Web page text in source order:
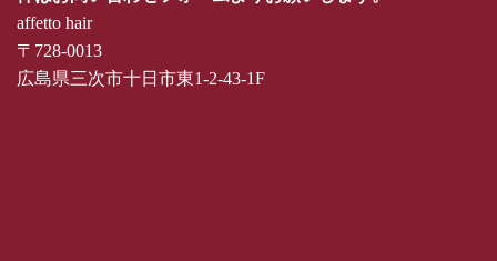
affetto hair
〒728-0013
広島県三次市十日市東1-2-43-1F